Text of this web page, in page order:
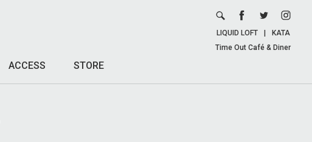
ACCESS STORE
LIQUID LOFT
KATA
Time Out Café & Diner